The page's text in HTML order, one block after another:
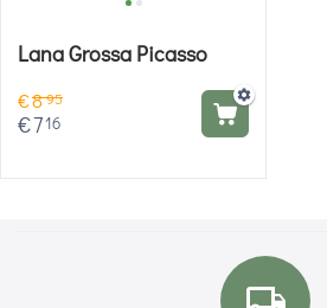
Lana Grossa Picasso
€895
€716